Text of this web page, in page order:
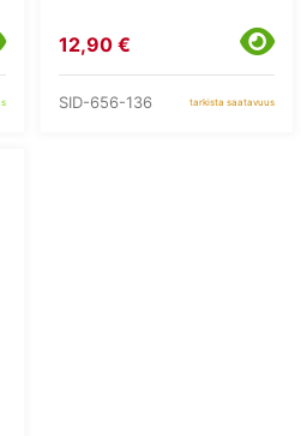
12,90 €
SID-656-136 tarkista saatavuus